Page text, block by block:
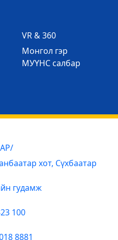
VR & 360
Mонгол гэр
МУҮНС салбар
хот, Сүхбаатар
гудамж
100
8881